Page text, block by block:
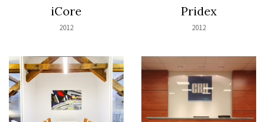
iCore
2012
Pridex
2012